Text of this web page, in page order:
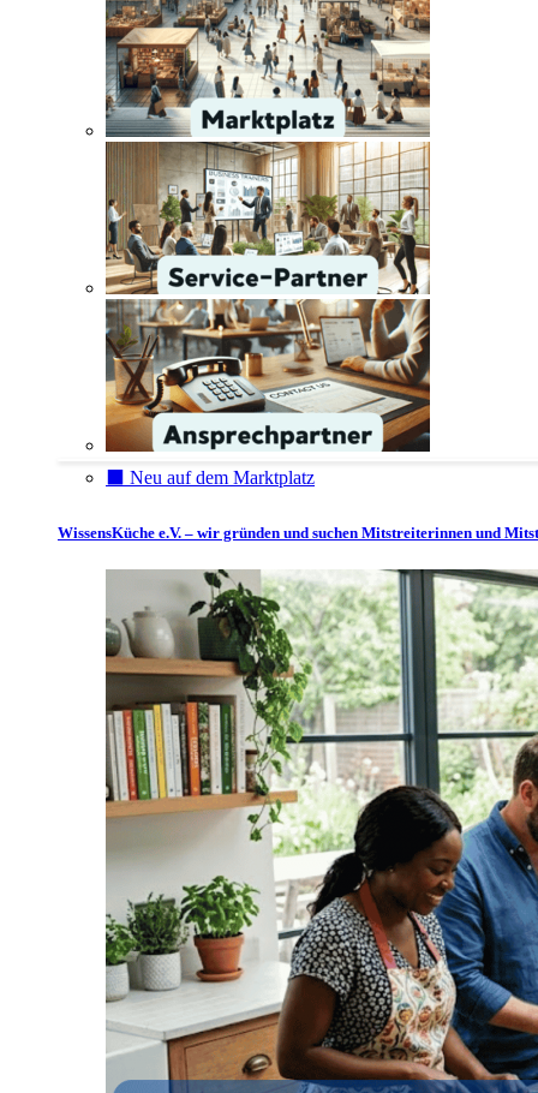
⬛️ Neu auf dem Marktplatz
WissensKüche e.V. – wir gründen und suchen Mitstreiterinnen und